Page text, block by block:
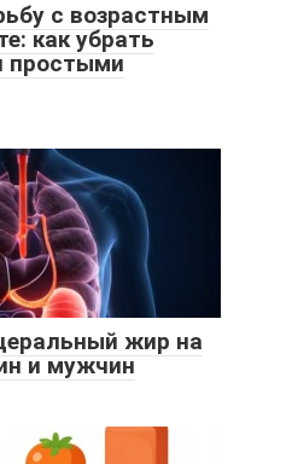
с возрастным
как убрать
простыми
жир на
и мужчин